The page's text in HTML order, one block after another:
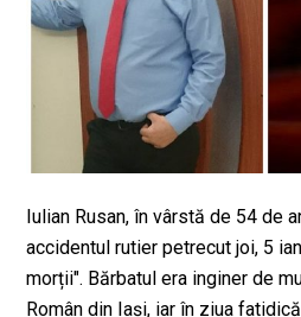
Iulian Rusan, în vârstă de 54 de
accidentul rutier petrecut joi, 5
morții". Bărbatul era inginer de
Român din Iași, iar în ziua